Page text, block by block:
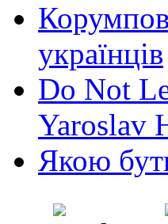
українців
Do Not
Yaroslav
Якою